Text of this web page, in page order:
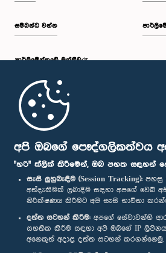
අපි ඔබගේ පෞද්ගලිකත්වය
"හරි" ක්ලික් කිරීමෙන්, ඔබ පහත සඳහන්
සැසි ලුහුබැඳීම (Session Tracking): පහසු
අත්දැකීමක් ලබාදීම සඳහා අපගේ වෙබ්
නිරීක්ෂණය කිරීමට අපි සැසි භාවිතා
දත්ත සටහන් කිරීම: අපගේ සේවාවන්හි
සහතික කිරීම සඳහා අපි ඔබගේ IP
අනෙකුත් අදාළ දත්ත සටහන් කරගන්නෙමු.
සම්බන්ධ වන්න
පාර්ලි‌මේන්තුවේ මන්ත්‍රීවරු
මුල් පිටුව
පාර්ලිමේන්තු ජංගම යෙදුම
අප හා සම්බන්ධ වී සිටින්න :